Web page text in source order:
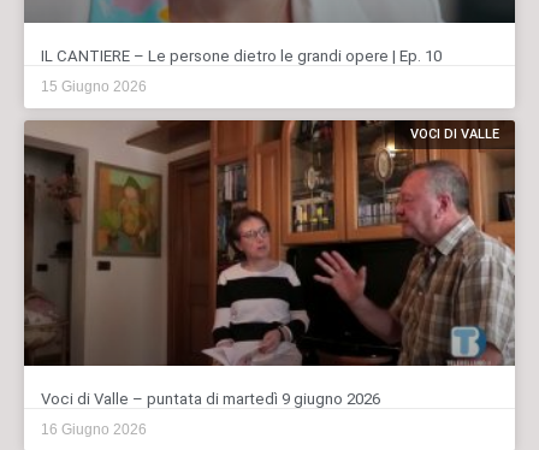
IL CANTIERE – Le persone dietro le grandi opere | Ep. 10
15 Giugno 2026
VOCI DI VALLE
Voci di Valle – puntata di martedì 9 giugno 2026
16 Giugno 2026